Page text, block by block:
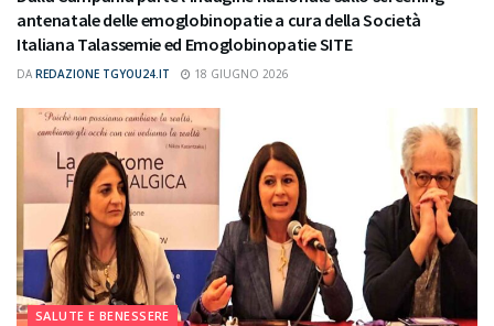
antenatale delle emoglobinopatie a cura della Società
Italiana Talassemie ed Emoglobinopatie SITE
DA REDAZIONE TGYOU24.IT 18 GIUGNO 2026
SALUTE E BENESSERE